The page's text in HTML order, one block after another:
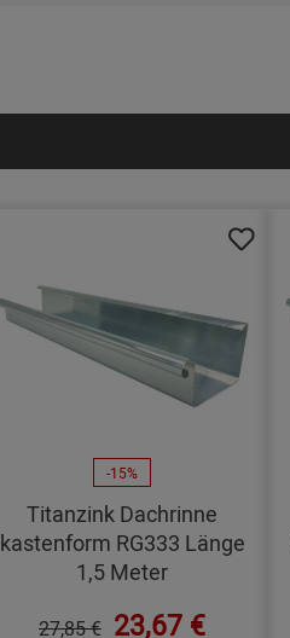
-15%
Titanzink Dachrinne
kastenform RG333 Länge
1,5 Meter
27,85 € 23,67 €